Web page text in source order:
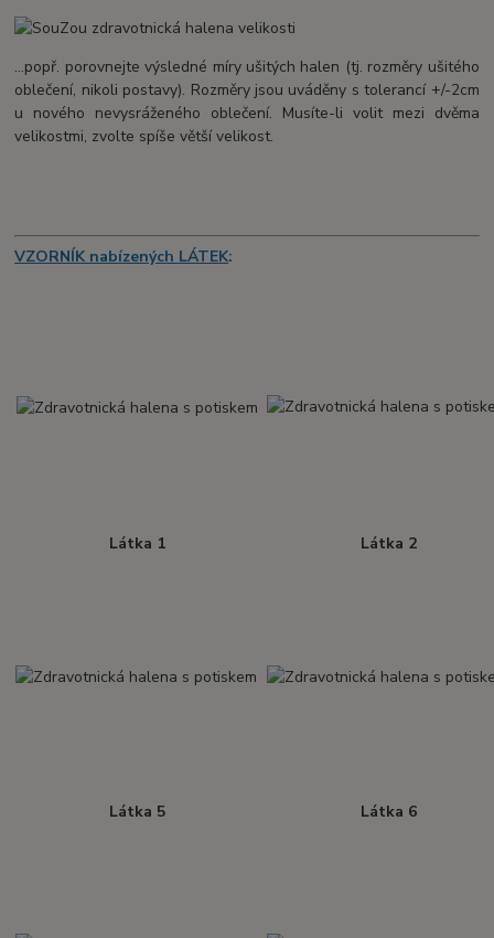
...popř. porovnejte výsledné míry ušitých halen (tj. rozměry ušitého
oblečení, nikoli postavy). Rozměry jsou uváděny s tolerancí +/-2cm
u nového nevysráženého oblečení. Musíte-li volit mezi dvěma
velikostmi, zvolte spíše větší velikost.
VZORNÍK nabízených LÁTEK:
Látka 1 Látka 2
Látka 5 Látka 6